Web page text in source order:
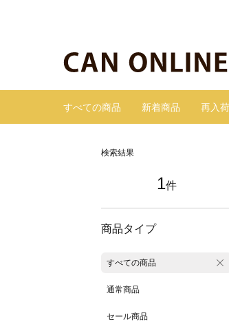
すべての商品 新着商品 再入
検索結果
1件
商品タイプ
すべての商品
通常商品
セール商品